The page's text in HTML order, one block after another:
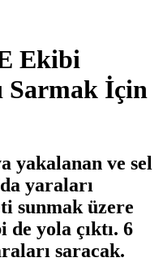
Ekibi
Sarmak İçin
yakalanan ve sel
yaraları
sunmak üzere
yola çıktı. 6
saracak.